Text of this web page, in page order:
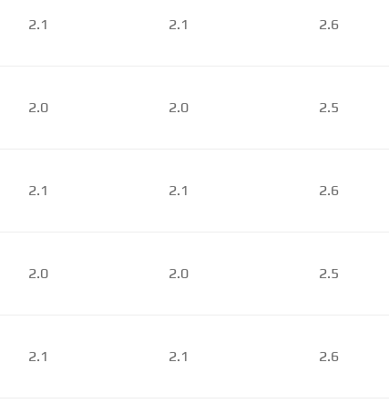
2.1 2.1 2.6
2.0 2.0 2.5
2.1 2.1 2.6
2.0 2.0 2.5
2.1 2.1 2.6